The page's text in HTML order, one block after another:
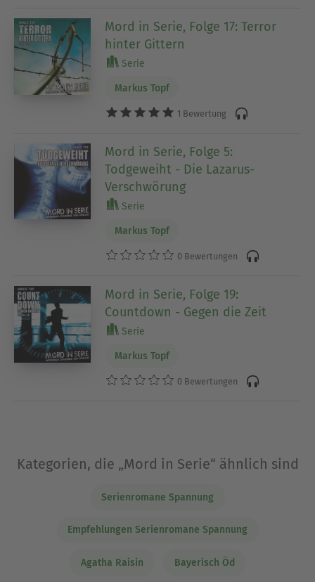
Mord in Serie, Folge 17: Terror
hinter Gittern
Serie
Markus Topf
1 Bewertung
Mord in Serie, Folge 5:
Todgeweiht - Die Lazarus-
Verschwörung
Serie
Markus Topf
0 Bewertungen
Mord in Serie, Folge 19:
Countdown - Gegen die Zeit
Serie
Markus Topf
0 Bewertungen
Kategorien, die „Mord in Serie“ ähnlich sind
Serienromane Spannung
Empfehlungen Serienromane Spannung
Agatha Raisin Bayerisch Öd